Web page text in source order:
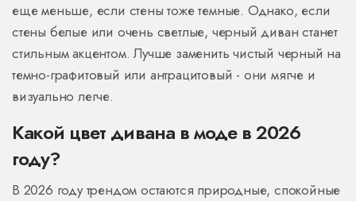
еще меньше, если стены тоже темные. Однако, если
стены белые или очень светлые, черный диван станет
стильным акцентом. Лучше заменить чистый черный на
темно-графитовый или антрацитовый - они мягче и
визуально легче.
Какой цвет дивана в моде в 2026
году?
В 2026 году трендом остаются природные, спокойные